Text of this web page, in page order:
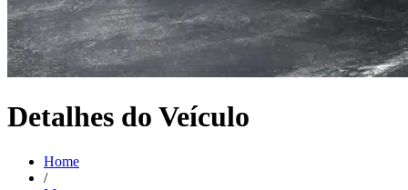
Detalhes do Veículo
Home
/